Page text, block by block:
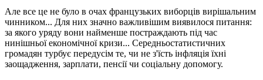
Але все це не було в очах французьких виборців вирішальним
чинником... Для них значно важливішим виявилося питання:
за якого уряду вони найменше постраждають під час
нинішньої економічної кризи... Середньостатистичних
громадян турбує передусім те, чи не з'їсть інфляція їхні
заощадження, зарплати, пенсії чи соціальну допомогу.